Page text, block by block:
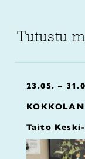
Tutustu
23.05. –
Taito